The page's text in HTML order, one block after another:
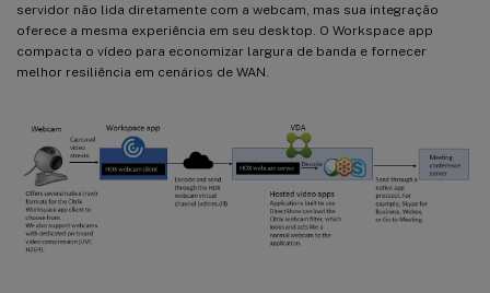
servidor não lida diretamente com a webcam, mas sua integração
oferece a mesma experiência em seu desktop. O Workspace app
compacta o vídeo para economizar largura de banda e fornecer
melhor resiliência em cenários de WAN.